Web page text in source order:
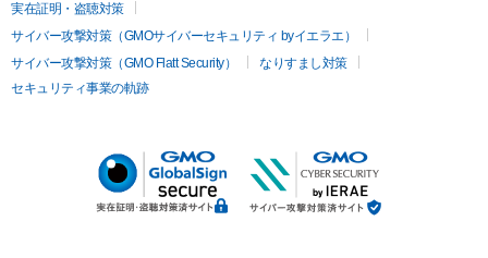
実在証明・盗聴対策
サイバー攻撃対策（GMOサイバーセキュリティ byイエラエ）
サイバー攻撃対策（GMO Flatt Security）
なりすまし対策
セキュリティ事業の軌跡